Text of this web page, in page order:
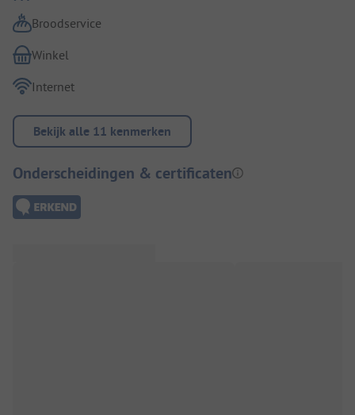
Broodservice
Winkel
Internet
Bekijk alle 11 kenmerken
Onderscheidingen & certificaten